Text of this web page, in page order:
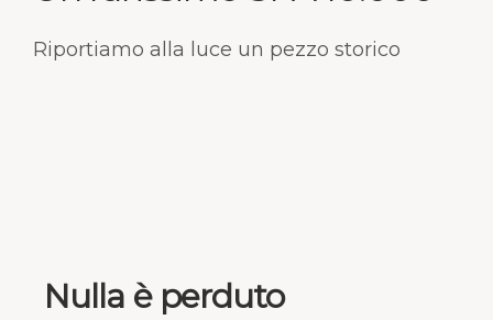
Riportiamo alla luce un pezzo storico
Nulla è perduto